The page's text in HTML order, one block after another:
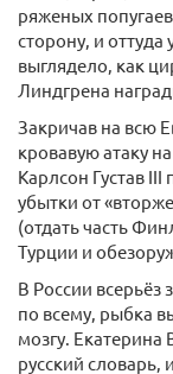
ряженых
сторону, и
выглядело, как
Линдгрена
Закричав на всю
кровавую атаку
Карлсон Густав
убытки от
(отдать часть
Турции и
В России всерьёз
по всему, рыбка
мозгу.
русский словарь,